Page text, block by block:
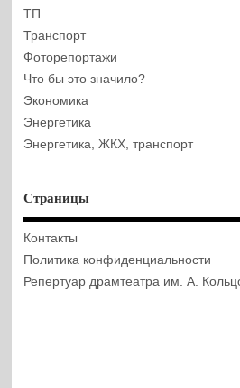
ТП
Транспорт
Фоторепортажи
Что бы это значило?
Экономика
Энергетика
Энергетика, ЖКХ, транспорт
Страницы
Контакты
Политика конфиденциальности
Репертуар драмтеатра им. А.